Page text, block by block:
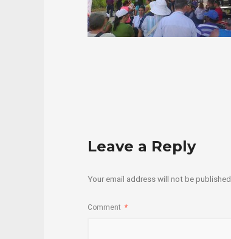
Leave a Reply
Your email address will not be published.
Comment *